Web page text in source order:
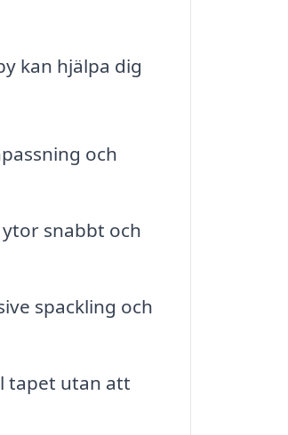
kan hjälpa dig
och
snabbt och
spackling och
tapet utan att